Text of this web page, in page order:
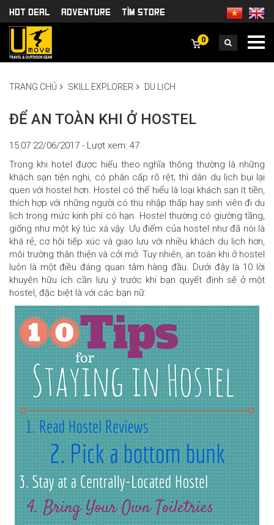
HOT DEAL Adventure TÌm Store
0
TRANG CHỦ SKILL EXPLORER DU LỊCH
ĐỂ AN TOÀN KHI Ở HOSTEL
15:07 22/06/2017 - Lượt xem: 47
Trong khi hotel được hiểu theo nghĩa thông thường là những
khách sạn tiện nghi, có phân cấp rõ rệt; thì dân du lịch bụi lại
quen với hostel hơn. Hostel có thể hiểu là loại khách sạn ít tiền,
thích hợp với những người có thu nhập thấp hay sinh viên đi du
lịch trong mức kinh phí có hạn. Hostel thường có giường tầng,
giống như một ký túc xá vậy. Ưu điểm của hostel như đã nói là
khá rẻ, cơ hội tiếp xúc và giao lưu với nhiều khách du lịch hơn,
môi trường thân thiện và cởi mở. Tuy nhiên, an toàn khi ở hostel
luôn là một điều đáng quan tâm hàng đầu. Dưới đây là 10 lời
khuyên hữu ích cần lưu ý trước khi bạn quyết định sẽ ở một
hostel, đặc biệt là với các bạn nữ.